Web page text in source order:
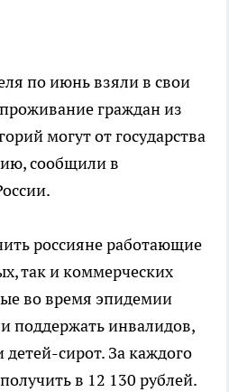
по июнь взяли в свои
граждан из
могут от государства
сообщили в
россияне работающие
так и коммерческих
во время эпидемии
поддержать инвалидов,
сирот. За каждого
в 12 130 рублей.